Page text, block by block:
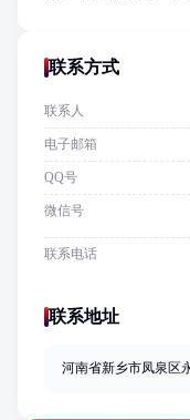
联系方式
联系人
电子邮箱
QQ号
微信号
联系电话
联系地址
河南省新乡市凤泉区